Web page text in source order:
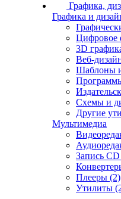
Графика,
Графика и
Цифровое
3D
Веб-
Шаблоны
Схемы и
Другие
Мультимедиа
Запись
Плееры (2)
Утилиты